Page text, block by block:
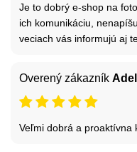
Je to dobrý e-shop na
ich komunikáciu,
veciach vás informujú aj
Overený zákazník
Veľmi dobrá a proaktívna